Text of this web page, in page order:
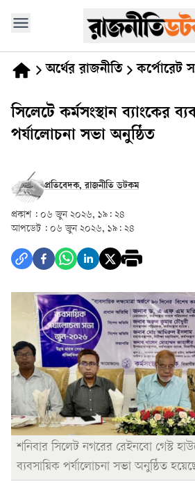
অর্থের রাজনীতি কর্পোরেট
সিলেটে কর্মসংস্থান ব্যাংকের
পর্যালোচনা সভা অনুষ্ঠিত
প্রতিবেদক, রাজনীতি ডটকম
প্রকাশ : ০৬ জুন ২০২৬, ১৯: ২৪
আপডেট : ০৬ জুন ২০২৬, ১৯: ২৪
শনিবার সিলেট নগরের রেইনবো গেস্ট
ব্যবসায়িক পর্যালোচনা সভা অনুষ্ঠিত